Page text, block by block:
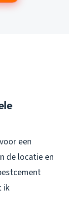
een
de locatie en
ik